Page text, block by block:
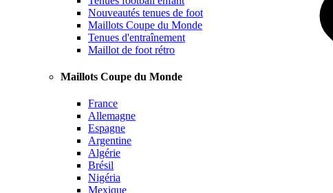
Nouveautés tenues de foot
Maillots Coupe du Monde
Tenues d'entraînement
Maillot de foot rétro
Maillots Coupe du Monde
France
Allemagne
Espagne
Argentine
Algérie
Brésil
Nigéria
Mexique